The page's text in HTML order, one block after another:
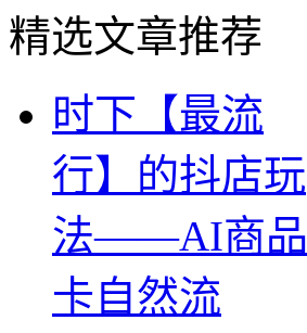
精选文章推荐
时下【最流
行】的抖店玩
法——AI商品
卡自然流